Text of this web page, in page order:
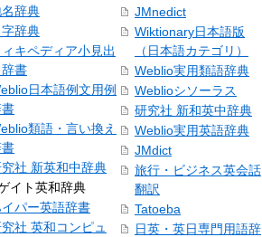
辞典
辞典
ィキペディア小見出
辞書
日本語例文用例
類語・言い換え
社 新英和中辞典
イト英和辞典
パー英語辞書
社 英和コンピュ
JMnedict
Wiktionary日本語版
（日本語カテゴリ）
Weblio実用類語辞典
Weblioシソーラス
研究社 新和英中辞典
Weblio実用英語辞典
JMdict
旅行・ビジネス英会話
翻訳
Tatoeba
日英・英日専門用語辞